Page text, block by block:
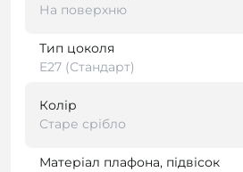
На поверхню
Тип цоколя
E27 (Стандарт)
Колір
Старе срібло
Матеріал плафона, підвісок